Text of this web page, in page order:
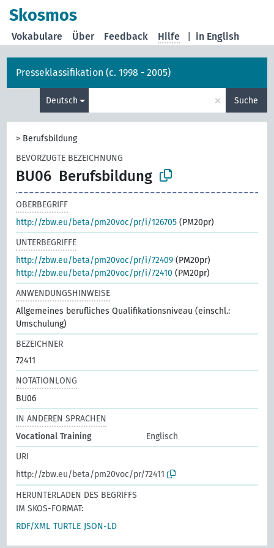
Skosmos
in English
Vokabulare Über Feedback Hilfe
Presseklassifikation (c. 1998 - 2005)
Deutsch × Suche
> Berufsbildung
BEVORZUGTE BEZEICHNUNG
BU06 Berufsbildung
OBERBEGRIFF
http://zbw.eu/beta/pm20voc/pr/i/126705 (PM20pr)
UNTERBEGRIFFE
http://zbw.eu/beta/pm20voc/pr/i/72409 (PM20pr)
http://zbw.eu/beta/pm20voc/pr/i/72410 (PM20pr)
ANWENDUNGSHINWEISE
Allgemeines berufliches Qualifikationsniveau (einschl.:
Umschulung)
BEZEICHNER
72411
NOTATIONLONG
BU06
IN ANDEREN SPRACHEN
Vocational Training
Englisch
URI
http://zbw.eu/beta/pm20voc/pr/72411
HERUNTERLADEN DES BEGRIFFS
IM SKOS-FORMAT:
RDF/XML TURTLE JSON-LD